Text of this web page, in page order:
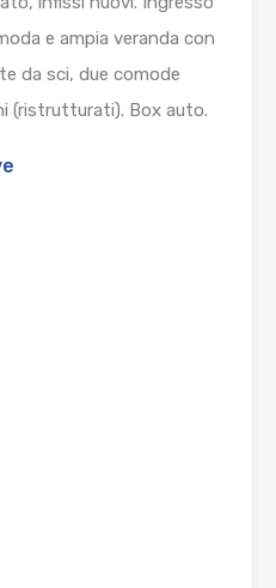
e ampia veranda con
da sci, due comode
(ristrutturati). Box auto.